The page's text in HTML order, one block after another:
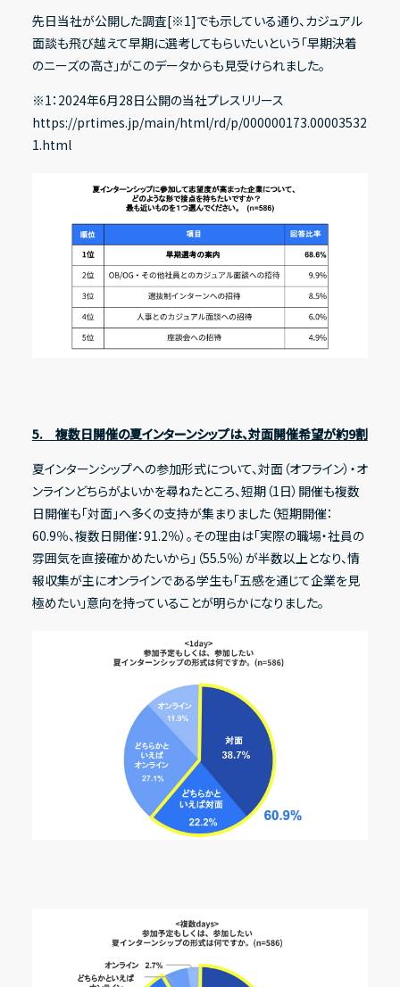
先日当社が公開した調査[※1]でも示している通り、カジュアル
面談も飛び越えて早期に選考してもらいたいという「早期決着
のニーズの高さ」がこのデータからも見受けられました。
※1：2024年6月28日公開の当社プレスリリース
https://prtimes.jp/main/html/rd/p/000000173.00003532
1.html
5. 複数日開催の夏インターンシップは、対面開催希望が約9割
夏インターンシップへの参加形式について、対面（オフライン）・オ
ンラインどちらがよいかを尋ねたところ、短期（1日）開催も複数
日開催も「対面」へ多くの支持が集まりました（短期開催：
60.9％、複数日開催：91.2％）。その理由は「実際の職場・社員の
雰囲気を直接確かめたいから」（55.5％）が半数以上となり、情
報収集が主にオンラインである学生も「五感を通じて企業を見
極めたい」意向を持っていることが明らかになりました。